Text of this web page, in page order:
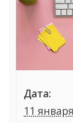
Дата:
11